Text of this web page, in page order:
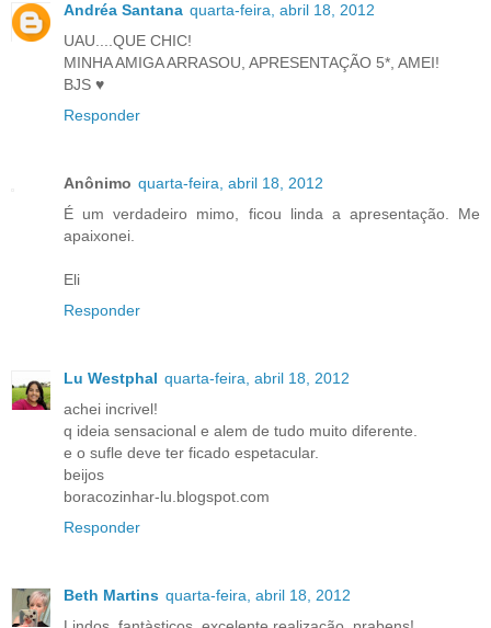
Andréa Santana quarta-feira, abril 18, 2012
UAU....QUE CHIC!
MINHA AMIGA ARRASOU, APRESENTAÇÃO 5*, AMEI!
BJS ♥
Responder
Anônimo quarta-feira, abril 18, 2012
É um verdadeiro mimo, ficou linda a apresentação. Me
apaixonei.
Eli
Responder
Lu Westphal quarta-feira, abril 18, 2012
achei incrivel!
q ideia sensacional e alem de tudo muito diferente.
e o sufle deve ter ficado espetacular.
beijos
boracozinhar-lu.blogspot.com
Responder
Beth Martins quarta-feira, abril 18, 2012